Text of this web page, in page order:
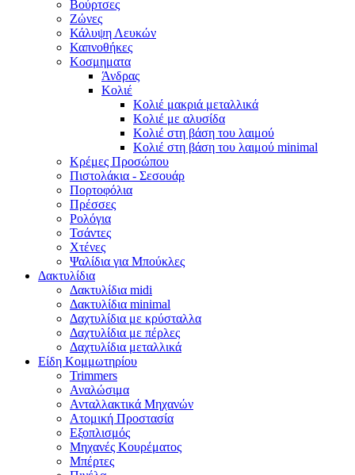
Βούρτσες
Ζώνες
Κάλυψη Λευκών
Καπνοθήκες
Κοσμηματα
Άνδρας
Κολιέ
Κολιέ μακριά μεταλλικά
Κολιέ με αλυσίδα
Κολιέ στη βάση του λαιμού
Κολιέ στη βάση του λαιμού minimal
Κρέμες Προσώπου
Πιστολάκια - Σεσουάρ
Πορτοφόλια
Πρέσσες
Ρολόγια
Τσάντες
Χτένες
Ψαλίδια για Μπούκλες
Δακτυλίδια
Δακτυλίδια midi
Δακτυλίδια minimal
Δαχτυλίδια με κρύσταλλα
Δαχτυλίδια με πέρλες
Δαχτυλίδια μεταλλικά
Είδη Κομμωτηρίου
Trimmers
Αναλώσιμα
Ανταλλακτικά Μηχανών
Ατομική Προστασία
Εξοπλισμός
Μηχανές Κουρέματος
Μπέρτες